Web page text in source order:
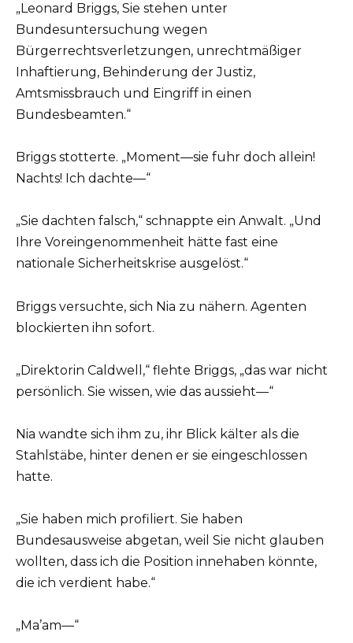
„Leonard Briggs, Sie stehen unter
Bundesuntersuchung wegen
Bürgerrechtsverletzungen, unrechtmäßiger
Inhaftierung, Behinderung der Justiz,
Amtsmissbrauch und Eingriff in einen
Bundesbeamten.“
Briggs stotterte. „Moment—sie fuhr doch allein!
Nachts! Ich dachte—“
„Sie dachten falsch,“ schnappte ein Anwalt. „Und
Ihre Voreingenommenheit hätte fast eine
nationale Sicherheitskrise ausgelöst.“
Briggs versuchte, sich Nia zu nähern. Agenten
blockierten ihn sofort.
„Direktorin Caldwell,“ flehte Briggs, „das war nicht
persönlich. Sie wissen, wie das aussieht—“
Nia wandte sich ihm zu, ihr Blick kälter als die
Stahlstäbe, hinter denen er sie eingeschlossen
hatte.
„Sie haben mich profiliert. Sie haben
Bundesausweise abgetan, weil Sie nicht glauben
wollten, dass ich die Position innehaben könnte,
die ich verdient habe.“
„Ma’am—“